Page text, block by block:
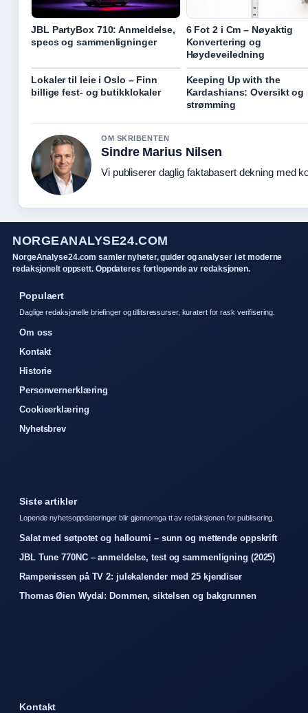
JBL PartyBox 710: Anmeldelse,
specs og sammenligninger
6 Fot 2 i Cm – Nøyaktig
Konvertering og
Høydeveiledning
Lokaler til leie i Oslo – Finn
billige fest- og butikklokaler
Keeping Up with the
Kardashians: Oversikt og
strømming
OM SKRIBENTEN
Sindre Marius Nilsen
Vi publiserer daglig faktabasert dekning med
NORGEANALYSE24.COM
NorgeAnalyse24.com samler nyheter, guider og analyser i et moderne
redaksjonelt oppsett. Oppdateres fortlopende av redaksjonen.
Populaert
Daglige redaksjonelle briefinger og tillitsressurser, kuratert for rask verifisering.
Om oss
Kontakt
Historie
Personvernerklæring
Cookieerklæring
Nyhetsbrev
Siste artikler
Lopende nyhetsoppdateringer blir gjennomga tt av redaksjonen for publisering.
Salat med søtpotet og halloumi – sunn og mettende oppskrift
JBL Tune 770NC – anmeldelse, test og sammenligning (2025)
Rampenissen på TV 2: julekalender med 25 kjendiser
Thomas Øien Wydal: Dommen, siktelsen og bakgrunnen
Kontakt